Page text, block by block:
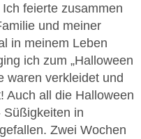
feierte zusammen
und meiner
in meinem Leben
ich zum „Halloween
waren verkleidet und
Auch all die Halloween
Süßigkeiten in
Zwei Wochen